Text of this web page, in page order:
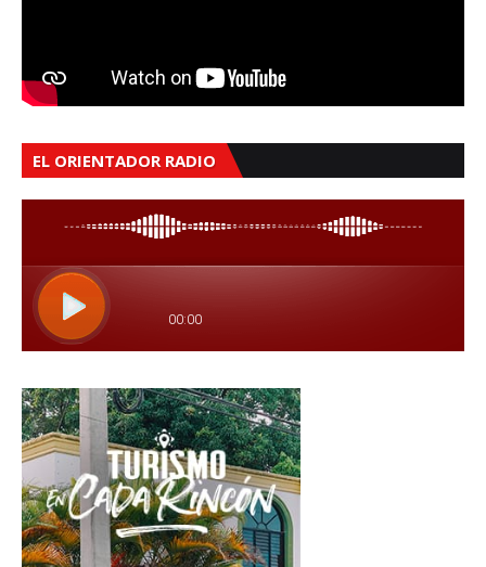
EL ORIENTADOR RADIO